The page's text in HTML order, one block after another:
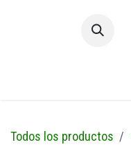
Todos los productos